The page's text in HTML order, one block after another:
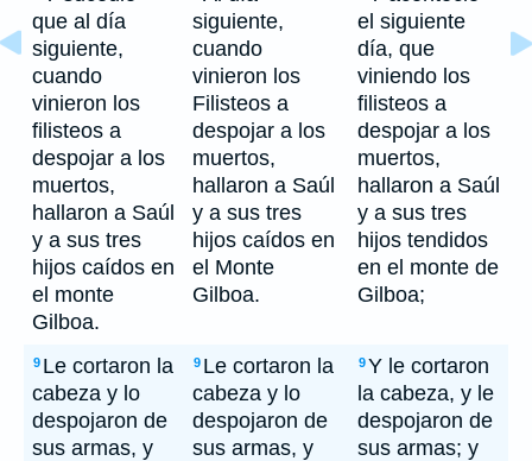
que al día
siguiente,
cuando
vinieron los
filisteos a
despojar a los
muertos,
hallaron a Saúl
y a sus tres
hijos caídos en
el monte
Gilboa.
siguiente,
cuando
vinieron los
Filisteos a
despojar a los
muertos,
hallaron a Saúl
y a sus tres
hijos caídos en
el Monte
Gilboa.
el siguiente
día, que
viniendo los
filisteos a
despojar a los
muertos,
hallaron a Saúl
y a sus tres
hijos tendidos
en el monte de
Gilboa;
9 Le cortaron la
cabeza y lo
despojaron de
sus armas, y
9 Le cortaron la
cabeza y lo
despojaron de
sus armas, y
9Y le cortaron
la cabeza, y le
despojaron de
sus armas; y